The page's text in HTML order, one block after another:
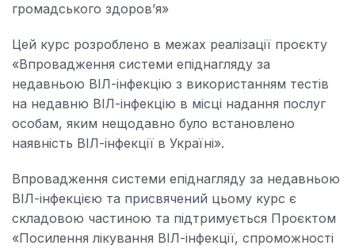
громадського здоров’я»
Цей курс розроблено в межах реалізації проєкту
«Впровадження системи епіднагляду за
недавньою ВІЛ-інфекцію з використанням тестів
на недавню ВІЛ-інфекцію в місці надання послуг
особам, яким нещодавно було встановлено
наявність ВІЛ-інфекції в Україні».
Впровадження системи епіднагляду за недавньою
ВІЛ-інфекцією та присвячений цьому курс є
складовою частиною та підтримується Проєктом
«Посилення лікування ВІЛ-інфекції, спроможності